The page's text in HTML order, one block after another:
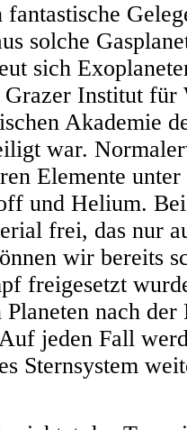
solche
sich
Institut für
Akademie
war.
Elemente
und Helium.
frei, das nur
wir bereits
freigesetzt
Planeten nach
jeden Fall
Sternsystem